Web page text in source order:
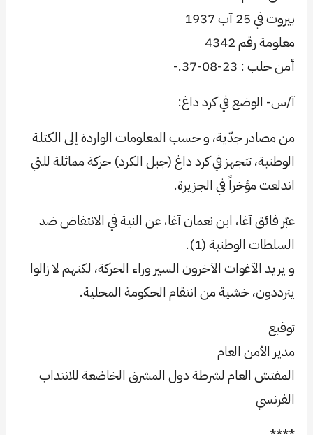
بيروت في 25 آب 1937
معلومة رقم 4342
أمن حلب : 23-08-37.-
آ/س- الوضع في كرد داغ:
من مصادر جدّية، و حسب المعلومات الواردة إلى الكتلة
الوطنية، تتجهز في كرد داغ (جبل الكرد) حركة مماثلة للتي
اندلعت مؤخراً في الجزيرة.
عبّر فائق آغا، ابن نعمان آغا، عن النية في الانتفاض ضد
السلطات الوطنية (1).
و يريد الآغوات الآخرون السير وراء الحركة، لكنهم لا زالوا
يترددون، خشية من انتقام الحكومة المحلية.
توقيع
مدير الأمن العام
المفتش العام لشرطة دول المشرق الخاضعة للانتداب
الفرنسي